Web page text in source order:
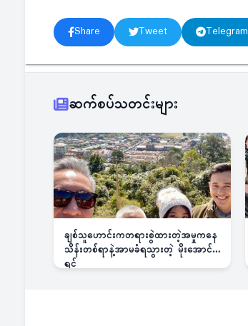
Share Tweet Telegram
ဆက်စပ်သတင်းများ
ချစ်သူဟောင်းကတရားစွဲထားတဲ့အမှုကနေ
သိန်းတစ်ရာနဲ့အာမခံရသွားတဲ့ မိုးအောင်
ရင်